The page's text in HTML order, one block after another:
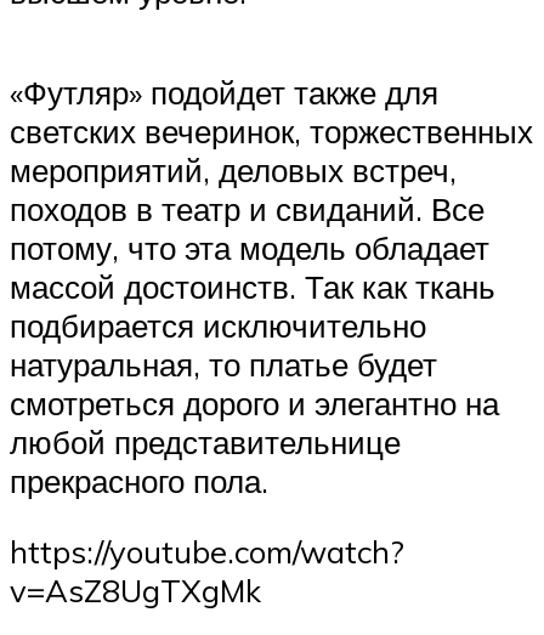
«Футляр» подойдет также для
светских вечеринок, торжественных
мероприятий, деловых встреч,
походов в театр и свиданий. Все
потому, что эта модель обладает
массой достоинств. Так как ткань
подбирается исключительно
натуральная, то платье будет
смотреться дорого и элегантно на
любой представительнице
прекрасного пола.
https://youtube.com/watch?
v=AsZ8UgTXgMk